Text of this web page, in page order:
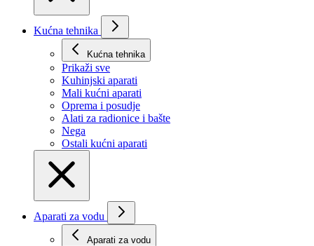
Kućna tehnika
Kućna tehnika
Prikaži svе
Kuhinjski aparati
Mali kućni aparati
Oprema i posudje
Alati za radionice i bašte
Nega
Ostali kućni aparati
Aparati za vodu
Aparati za vodu